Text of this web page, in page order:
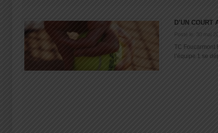
D’UN COURT
Posté le: 30 mai
TC Foucarmont
l’équipe 1 se